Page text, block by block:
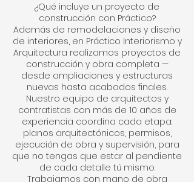
¿Qué incluye un proyecto de
construcción con Práctico?
Además de remodelaciones y diseño
de interiores, en Práctico Interiorismo y
Arquitectura realizamos proyectos de
construcción y obra completa —
desde ampliaciones y estructuras
nuevas hasta acabados finales.
Nuestro equipo de arquitectos y
contratistas con más de 10 años de
experiencia coordina cada etapa:
planos arquitectónicos, permisos,
ejecución de obra y supervisión, para
que no tengas que estar al pendiente
de cada detalle tú mismo.
Trabajamos con mano de obra